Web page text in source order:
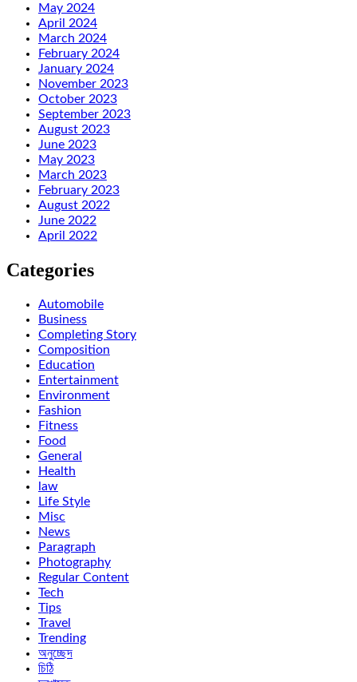
May 2024
April 2024
March 2024
February 2024
January 2024
November 2023
October 2023
September 2023
August 2023
June 2023
May 2023
March 2023
February 2023
August 2022
June 2022
April 2022
Categories
Automobile
Business
Completing Story
Composition
Education
Entertainment
Environment
Fashion
Fitness
Food
General
Health
law
Life Style
Misc
News
Paragraph
Photography
Regular Content
Tech
Tips
Travel
Trending
অনুচ্ছেদ
চিঠি